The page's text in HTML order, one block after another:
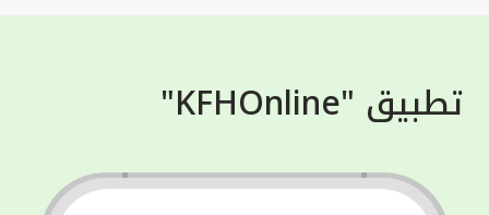
تطبيق "KFHOnline"